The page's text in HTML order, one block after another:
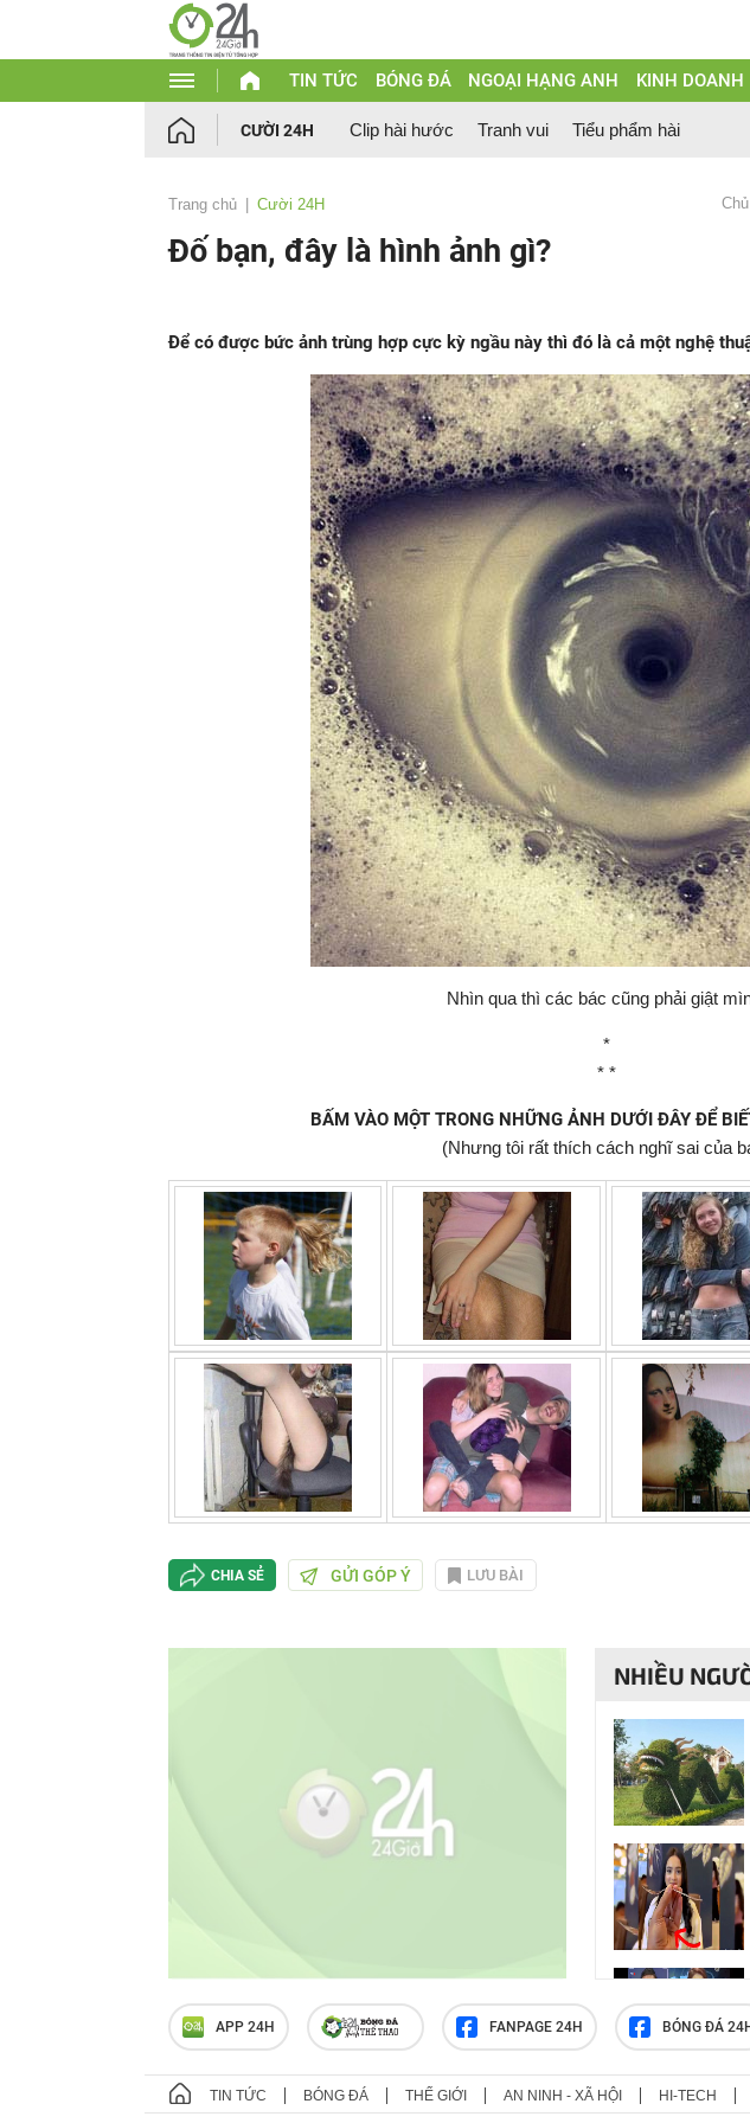
TIN TỨC BÓNG ĐÁ NGOẠI HẠNG ANH KINH DOANH
CƯỜI 24H Clip hài hước Tranh vui Tiểu phẩm hài
Trang chủ Cười 24H
Đố bạn, đây là hình ảnh gì?
Để có được bức ảnh trùng hợp cực kỳ ngầu này thì đó là cả một nghệ
Nhìn qua thì các bác cũng phải giật
*
* *
BẤM VÀO MỘT TRONG NHỮNG ẢNH DƯỚI ĐÂY ĐỂ
(Nhưng tôi rất thích cách nghĩ sai của
CHIA SẺ GỬI GÓP Ý LƯU BÀI
NHIỀU
APP 24H FANPAGE 24H BÓNG ĐÁ
TIN TỨC BÓNG ĐÁ THẾ GIỚI AN NINH - XÃ HỘI HI-TECH